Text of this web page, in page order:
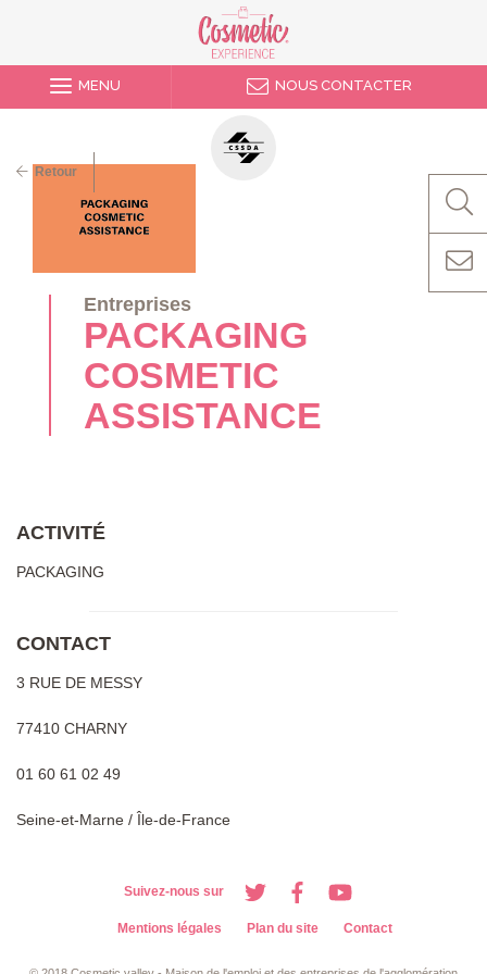
MENU NOUS CONTACTER
Entreprises
PACKAGING
COSMETIC
ASSISTANCE
ACTIVITÉ
PACKAGING
CONTACT
3 RUE DE MESSY
77410 CHARNY
01 60 61 02 49
Seine-et-Marne / Île-de-France
Retour
Suivez-nous sur
Mentions légales Plan du site Contact